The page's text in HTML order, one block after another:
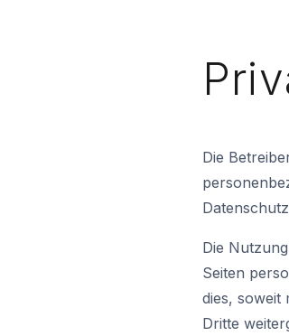
Die
Die
Seiten
dies, soweit
Dritte